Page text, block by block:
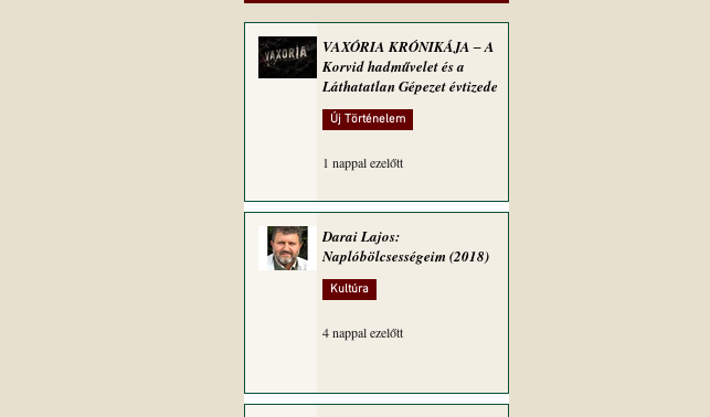
VAXÓRIA KRÓNIKÁJA ‒ A
Korvid hadművelet és a
Láthatatlan Gépezet évtizede
Új Történelem
1 nappal ezelőtt
Darai Lajos:
Naplóbölcsességeim (2018)
Kultúra
4 nappal ezelőtt